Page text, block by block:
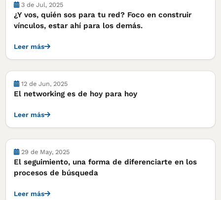
Notas
3 de Jul, 2025
¿Y vos, quién sos para tu red? Foco en construir
vínculos, estar ahí para los demás.
Leer más
Notas
12 de Jun, 2025
El networking es de hoy para hoy
Leer más
Notas
29 de May, 2025
El seguimiento, una forma de diferenciarte en los
procesos de búsqueda
Leer más